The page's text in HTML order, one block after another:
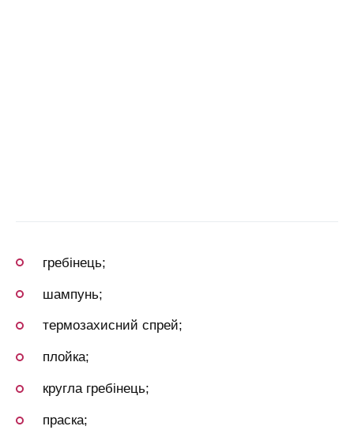
гребінець;
шампунь;
термозахисний спрей;
плойка;
кругла гребінець;
праска;